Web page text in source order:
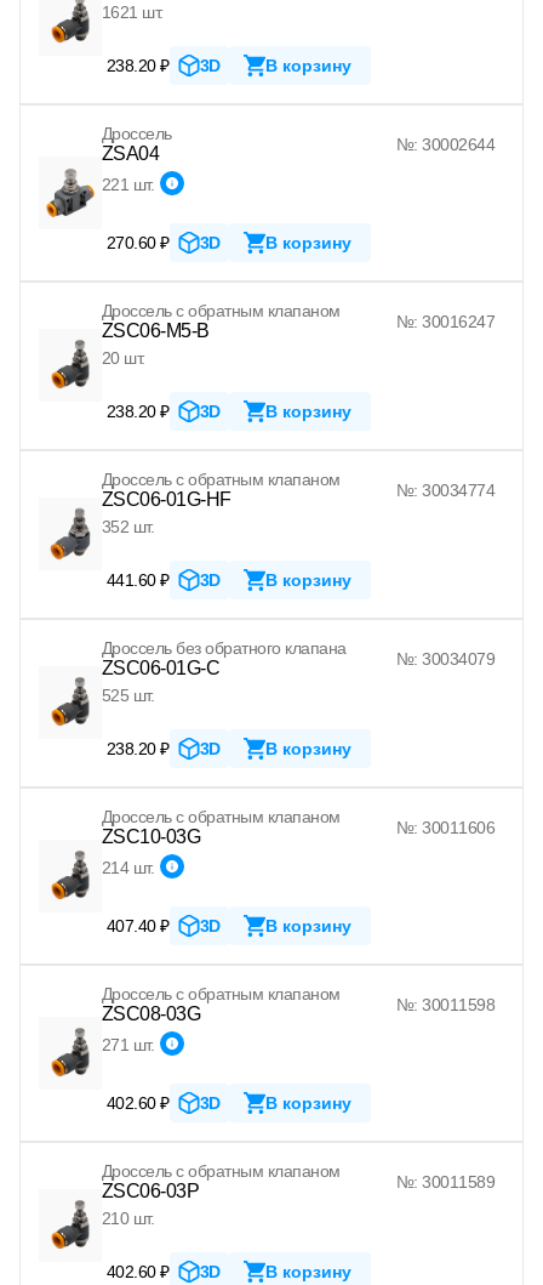
1621 шт.
238.20 ₽ 3D В корзину
Дроссель
ZSA04 №: 30002644
221 шт.
270.60 ₽ 3D В корзину
Дроссель с обратным клапаном
ZSC06-M5-B
№: 30016247
20 шт.
238.20 ₽ 3D В корзину
Дроссель с обратным клапаном
ZSC06-01G-HF
№: 30034774
352 шт.
441.60 ₽ 3D В корзину
Дроссель без обратного клапана
ZSC06-01G-C
№: 30034079
525 шт.
238.20 ₽ 3D В корзину
Дроссель с обратным клапаном
ZSC10-03G №: 30011606
214 шт.
407.40 ₽ 3D В корзину
Дроссель с обратным клапаном
ZSC08-03G №: 30011598
271 шт.
402.60 ₽ 3D В корзину
Дроссель с обратным клапаном
ZSC06-03P
№: 30011589
210 шт.
402.60 ₽ 3D В корзину